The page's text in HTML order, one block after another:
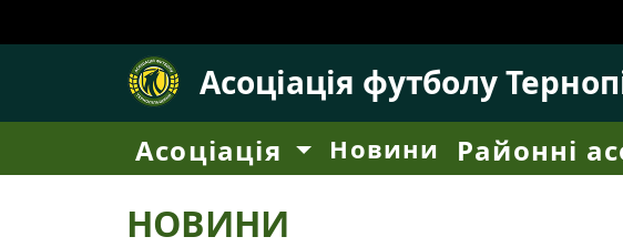
Асоціація футболу
Асоціація Новини Районні
НОВИНИ